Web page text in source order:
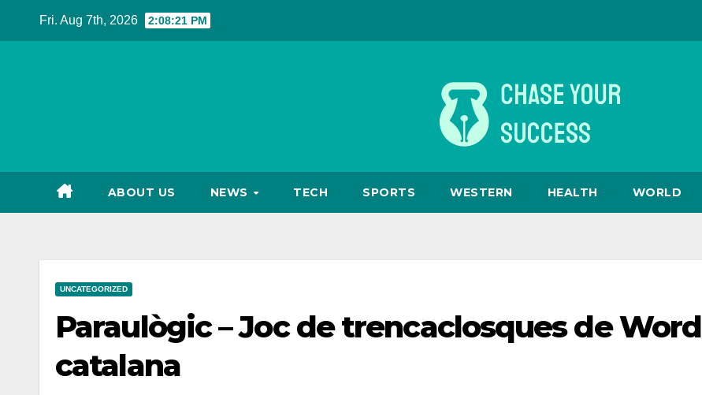
Fri. Aug 7th, 2026 2:08:22 PM
ABOUT US NEWS TECH SPORTS WESTERN HEALTH WORLD
UNCATEGORIZED
Paraulògic – Joc de trencaclosques de Word
catalana